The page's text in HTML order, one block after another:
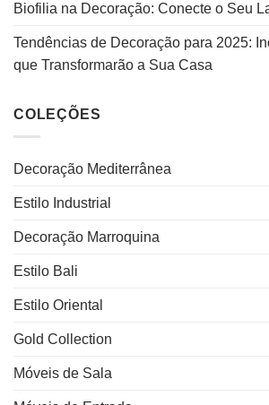
Biofilia na Decoração: Conecte o Seu
Tendências de Decoração para 2025:
que Transformarão a Sua Casa
COLEÇÕES
Decoração Mediterrânea
Estilo Industrial
Decoração Marroquina
Estilo Bali
Estilo Oriental
Gold Collection
Móveis de Sala